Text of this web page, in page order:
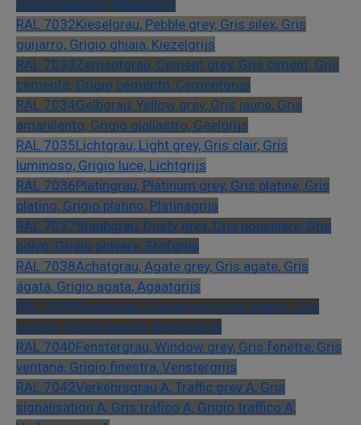
Grigio bluastro, Blauwgrijs
RAL 7032Kieselgrau, Pebble grey, Gris silex, Gris
guijarro, Grigio ghiaia, Kiezelgrijs
RAL 7033Zementgrau, Cement grey, Gris ciment, Gris
cemento, Grigio cemento, Cementgrijs
RAL 7034Gelbgrau, Yellow grey, Gris jaune, Gris
amarillento, Grigio giallastro, Geelgrijs
RAL 7035Lichtgrau, Light grey, Gris clair, Gris
luminoso, Grigio luce, Lichtgrijs
RAL 7036Platingrau, Platinum grey, Gris platine, Gris
platino, Grigio platino, Platinagrijs
RAL 7037Staubgrau, Dusty grey, Gris poussière, Gris
polvo, Grigio polvere, Stofgrijs
RAL 7038Achatgrau, Agate grey, Gris agate, Gris
ágata, Grigio agata, Agaatgrijs
RAL 7039Quarzgrau, Quartz grey, Gris quartz, Gris
cuarzo, Grigio quarzo, Kwartsgrijs
RAL 7040Fenstergrau, Window grey, Gris fenêtre, Gris
ventana, Grigio finestra, Venstergrijs
RAL 7042Verkehrsgrau A, Traffic grey A, Gris
signalisation A, Gris tráfico A, Grigio traffico A,